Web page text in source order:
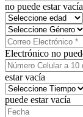
no puede estar vacía
Electrónico no
estar vacía
puede estar vacía